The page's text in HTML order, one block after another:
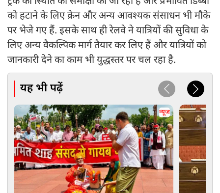
को हटाने के लिए क्रेन और अन्य आवश्यक संसाधन भी मौके
पर भेजे गए हैं. इसके साथ ही रेलवे ने यात्रियों की सुविधा के
लिए अन्य वैकल्पिक मार्ग तैयार कर लिए हैं और यात्रियों को
जानकारी देने का काम भी युद्धस्तर पर चल रहा है.
यह भी पढ़ें
न्यूज